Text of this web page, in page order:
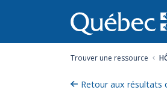
au
contenu
Trouver une ressource
Retour aux résultats